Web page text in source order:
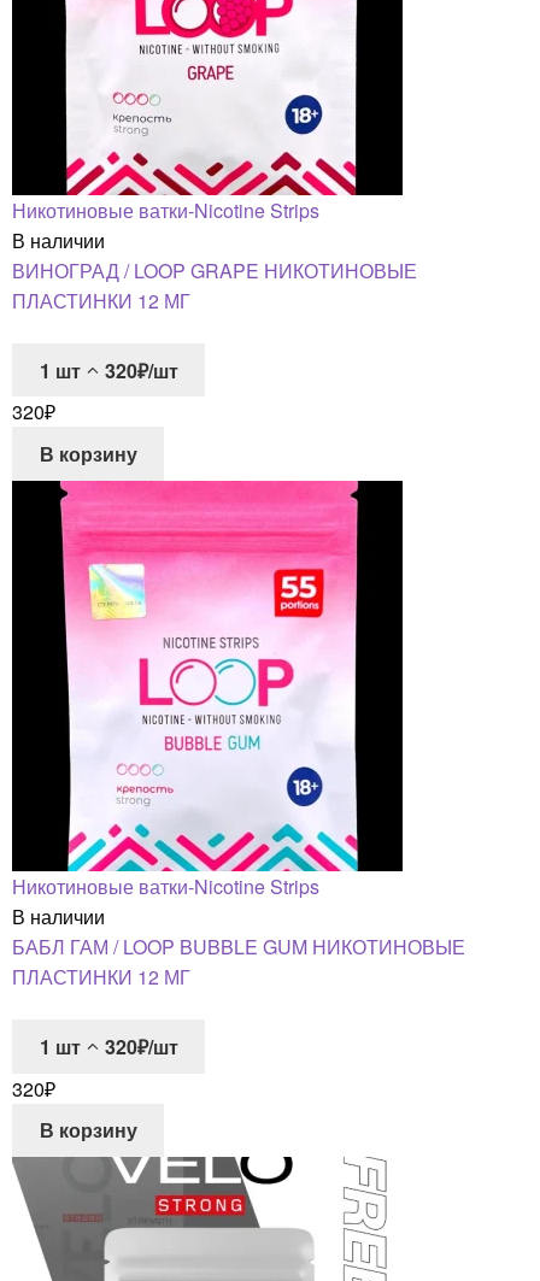
Никотиновые ватки-Nicotine Strips
В наличии
ВИНОГРАД / LOOP GRAPE НИКОТИНОВЫЕ
ПЛАСТИНКИ 12 МГ
1 шт
320₽/шт
320₽
В корзину
Никотиновые ватки-Nicotine Strips
В наличии
БАБЛ ГАМ / LOOP BUBBLE GUM НИКОТИНОВЫЕ
ПЛАСТИНКИ 12 МГ
1 шт
320₽/шт
320₽
В корзину